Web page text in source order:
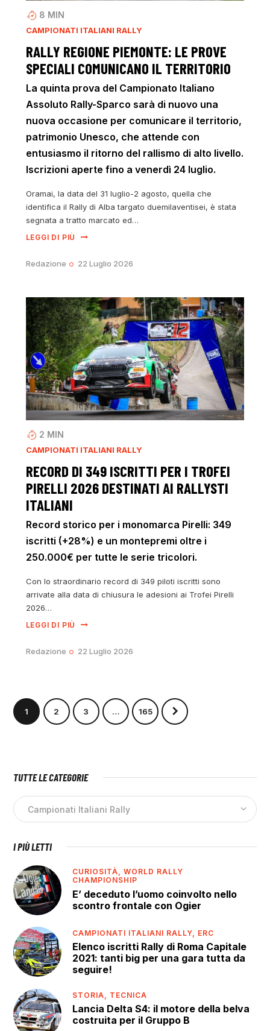
8 MIN
CAMPIONATI ITALIANI RALLY
RALLY REGIONE PIEMONTE: LE PROVE
SPECIALI COMUNICANO IL TERRITORIO
La quinta prova del Campionato Italiano
Assoluto Rally-Sparco sarà di nuovo una
nuova occasione per comunicare il territorio,
patrimonio Unesco, che attende con
entusiasmo il ritorno del rallismo di alto livello.
Iscrizioni aperte fino a venerdì 24 luglio.
Oramai, la data del 31 luglio-2 agosto, quella che
identifica il Rally di Alba targato duemilaventisei, è stata
segnata a tratto marcato ed…
LEGGI DI PIÙ
Redazione 22 Luglio 2026
2 MIN
CAMPIONATI ITALIANI RALLY
RECORD DI 349 ISCRITTI PER I TROFEI
PIRELLI 2026 DESTINATI AI RALLYSTI
ITALIANI
Record storico per i monomarca Pirelli: 349
iscritti (+28%) e un montepremi oltre i
250.000€ per tutte le serie tricolori.
Con lo straordinario record di 349 piloti iscritti sono
arrivate alla data di chiusura le adesioni ai Trofei Pirelli
2026…
LEGGI DI PIÙ
Redazione 22 Luglio 2026
1 2 3 … 165
>
TUTTE LE CATEGORIE
I PIÙ LETTI
CURIOSITÀ,WORLD RALLY
CHAMPIONSHIP
E’ deceduto l’uomo coinvolto nello
scontro frontale con Ogier
CAMPIONATI ITALIANI RALLY, ERC
Elenco iscritti Rally di Roma Capitale
2021: tanti big per una gara tutta da
seguire!
STORIA, TECNICA
Lancia Delta S4: il motore della belva
costruita per il Gruppo B